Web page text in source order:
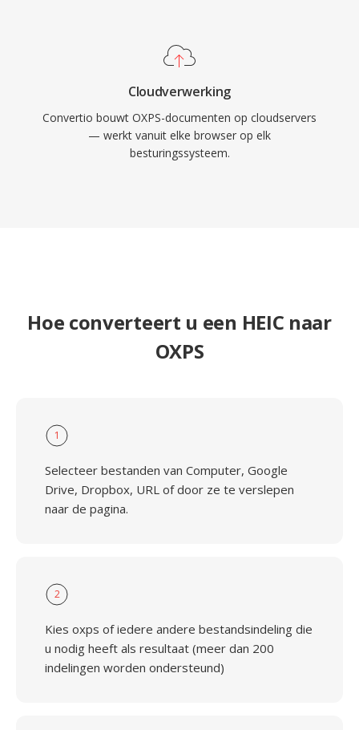
Cloudverwerking
Convertio bouwt OXPS-documenten op cloudservers
— werkt vanuit elke browser op elk
besturingssysteem.
Hoe converteert u een HEIC naar
OXPS
1
Selecteer bestanden van Computer, Google
Drive, Dropbox, URL of door ze te verslepen
naar de pagina.
2
Kies oxps of iedere andere bestandsindeling die
u nodig heeft als resultaat (meer dan 200
indelingen worden ondersteund)